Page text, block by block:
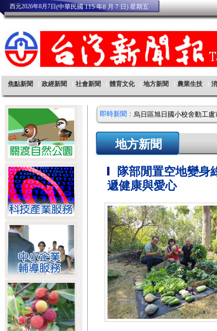
即時新聞：
地方新聞
隊部閒置空地變身
遞健康與愛心